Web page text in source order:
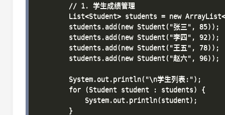
        // 1. 学生成绩管理
List<Student> students = new
        students.add(new Student("张三", 85));
        students.add(new Student("李四", 92));
        students.add(new Student("王五", 78));
        students.add(new Student("赵六", 96));
        System.out.println("\n学生列表:");
        for (Student student : students) {
            System.out.println(student);
        }